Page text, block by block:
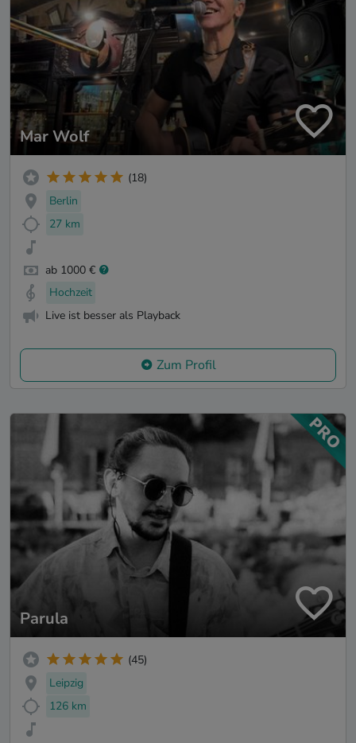
Mar Wolf
(18)
Berlin
27 km
ab 1000 €
Hochzeit
Live ist besser als Playback
Zum Profil
Parula
(45)
Leipzig
126 km